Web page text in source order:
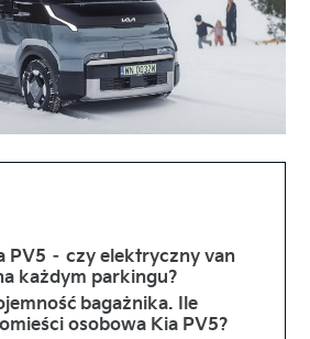
PV5 – czy elektryczny van
każdym parkingu?
bagażnika. Ile
osobowa Kia PV5?